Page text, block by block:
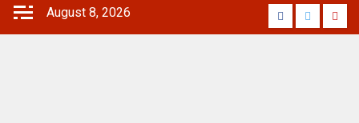
August 8, 2026